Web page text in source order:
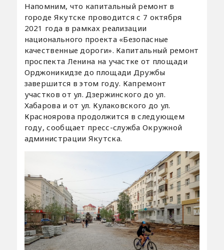
Напомним, что капитальный ремонт в
городе Якутске проводится с 7 октября
2021 года в рамках реализации
национального проекта «Безопасные
качественные дороги». Капитальный ремонт
проспекта Ленина на участке от площади
Орджоникидзе до площади Дружбы
завершится в этом году. Капремонт
участков от ул. Дзержинского до ул.
Хабарова и от ул. Кулаковского до ул.
Красноярова продолжится в следующем
году, сообщает пресс-служба Окружной
администрации Якутска.